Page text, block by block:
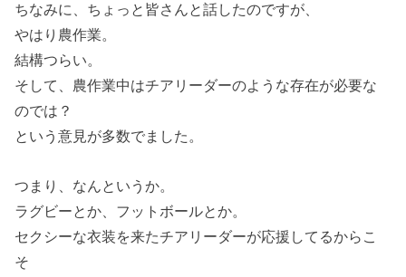
ちなみに、ちょっと皆さんと話したのですが、
やはり農作業。
結構つらい。
そして、農作業中はチアリーダーのような存在が必要な
のでは？
という意見が多数でました。
つまり、なんというか。
ラグビーとか、フットボールとか。
セクシーな衣装を来たチアリーダーが応援してるからこ
そ